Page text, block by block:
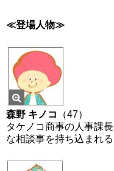
≪登場人物≫
森野 キノコ
（47）
タケノコ商事の人事課
な相談事を持ち込まれる